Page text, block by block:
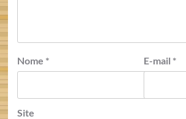
Nome * E-mail *
Site